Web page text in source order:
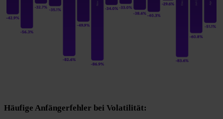
Häufige Anfängerfehler bei Volatilität: